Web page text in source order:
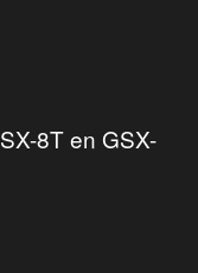
8T en GSX-